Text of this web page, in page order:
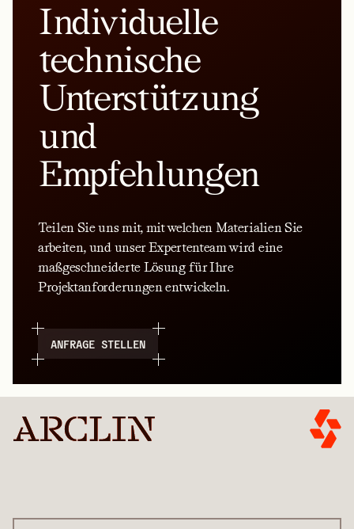
Individuelle
technische
Unterstützung
und
Empfehlungen
Teilen Sie uns mit, mit welchen Materialien Sie
arbeiten, und unser Expertenteam wird eine
maßgeschneiderte Lösung für Ihre
Projektanforderungen entwickeln.
ANFRAGE STELLEN